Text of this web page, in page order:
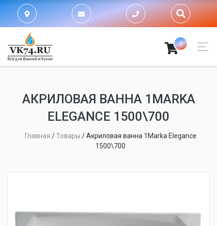
0
АКРИЛОВАЯ ВАННА 1MARKA
ELEGANCE 1500\700
Главная /Товары /Акриловая ванна 1Marka Elegance
1500\700